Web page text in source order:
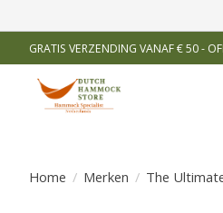
GRATIS VERZENDING VANAF € 50 -
Home / Merken / The